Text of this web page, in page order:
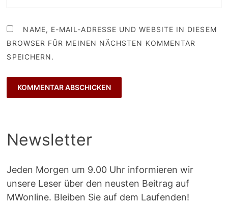
NAME, E-MAIL-ADRESSE UND WEBSITE IN DIESEM
BROWSER FÜR MEINEN NÄCHSTEN KOMMENTAR
SPEICHERN.
Newsletter
Jeden Morgen um 9.00 Uhr informieren wir
unsere Leser über den neusten Beitrag auf
MWonline. Bleiben Sie auf dem Laufenden!